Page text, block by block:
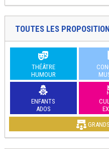
TOUTES LES
THÉÂTRE
HUMOUR
ENFANTS
ADOS